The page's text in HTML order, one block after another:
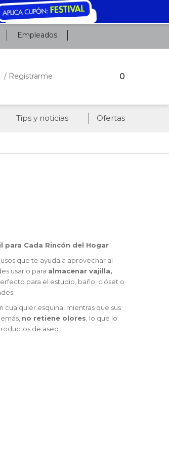
Empleados
/ Registrarme 0
Tips y noticias Ofertas
para Cada Rincón del Hogar
que te ayuda a aprovechar al
usarlo para almacenar vajilla,
para el estudio, baño, clóset o
esquina, mientras que sus
no retiene olores , lo que lo
de aseo.